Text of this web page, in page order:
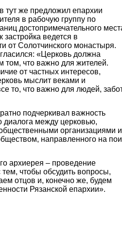
тут же предложил епархии
в рабочую группу по
достопримечательного
застройка ведется в
от Солотчинского монастыря.
«Церковь должна
том, что важно для жителей.
от частных интересов,
мыслит веками и
то, что важно для людей,
подчеркивал важность
диалога между церковью,
организациями и
направленного на
архиерея – проведение
чтобы обсудить вопросы,
отцов и, конечно же, будем
Рязанской епархии».